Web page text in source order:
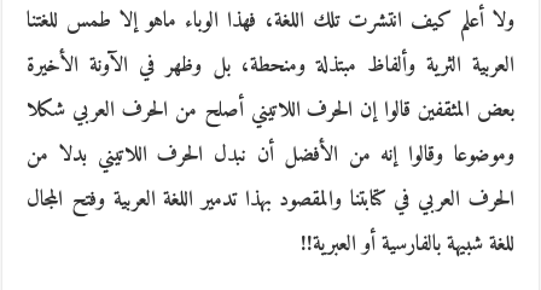
ولا أعلم كيف انتشرت تلك اللغة، فهذا الوباء ماهو إلا طمس للغتنا
العربية الثرية وألفاظ مبتذلة ومنحطة، بل وظهر في الآونة الأخيرة
بعض المثقفين قالوا إن الحرف اللاتيني أصلح من الحرف العربي شكلا
وموضوعا وقالوا إنه من الأفضل أن نبدل الحرف اللاتيني بدلا من
الحرف العربي في كتابتنا والمقصود بهذا تدمير اللغة العربية وفتح المجال
للغة شبيهة بالفارسية أو العبرية!!